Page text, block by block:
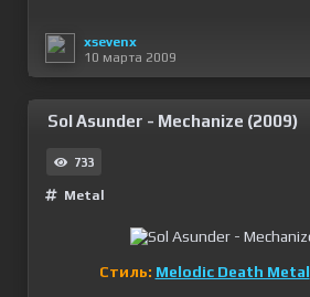
xsevenx
10 марта 2009
Sol Asunder - Mechanize (2009)
733
Metal
Стиль: Melodic Death Metal